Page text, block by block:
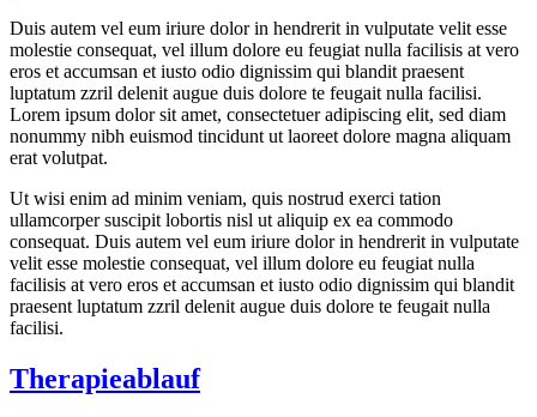
Duis autem vel eum iriure dolor in hendrerit in vulputate velit esse
molestie consequat, vel illum dolore eu feugiat nulla facilisis at vero
eros et accumsan et iusto odio dignissim qui blandit praesent
luptatum zzril delenit augue duis dolore te feugait nulla facilisi.
Lorem ipsum dolor sit amet, consectetuer adipiscing elit, sed diam
nonummy nibh euismod tincidunt ut laoreet dolore magna aliquam
erat volutpat.
Ut wisi enim ad minim veniam, quis nostrud exerci tation
ullamcorper suscipit lobortis nisl ut aliquip ex ea commodo
consequat. Duis autem vel eum iriure dolor in hendrerit in vulputate
velit esse molestie consequat, vel illum dolore eu feugiat nulla
facilisis at vero eros et accumsan et iusto odio dignissim qui blandit
praesent luptatum zzril delenit augue duis dolore te feugait nulla
facilisi.
Therapieablauf